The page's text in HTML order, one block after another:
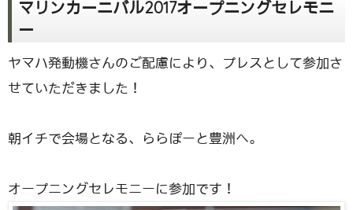
マリンカーニバル2017オープニングセレモニ
ー
ヤマハ発動機さんのご配慮により、プレスとして参加さ
せていただきました！
朝イチで会場となる、ららぽーと豊洲へ。
オープニングセレモニーに参加です！